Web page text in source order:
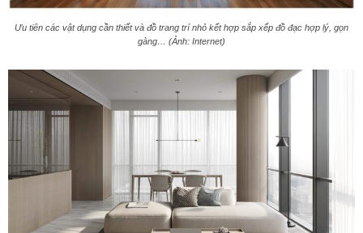
Ưu tiên các vật dụng cần thiết và đồ trang trí nhỏ kết hợp sắp xếp đồ đạc hợp lý, gọn
gàng… (Ảnh: Internet)